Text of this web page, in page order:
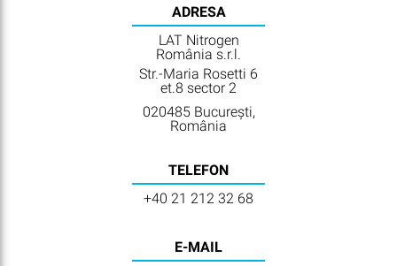
ADRESA
LAT Nitrogen
România s.r.l.
Str.-Maria Rosetti 6
et.8 sector 2
020485 București,
România
TELEFON
+40 21 212 32 68
E-MAIL